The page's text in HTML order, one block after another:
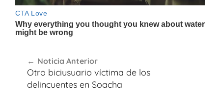
de
entradas
Noticia Anterior
Otro biciusuario víctima de los
delincuentes en Soacha